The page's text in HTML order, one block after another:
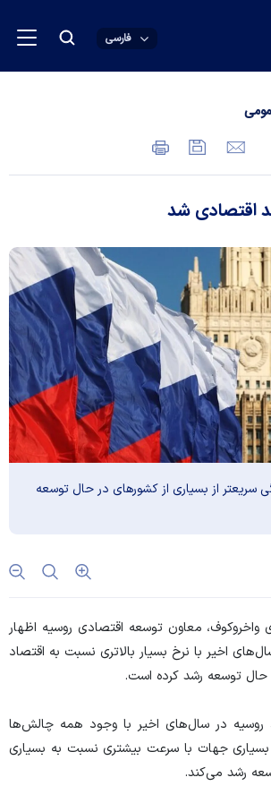
فارسی
اقتصادی شد
سریعتر از بسیاری از کشور‌های در حال توسعه
واخروکوف، معاون توسعه اقتصادی روسیه اظهار
اخیر با نرخ بسیار بالاتری نسبت به اقتصاد
حال توسعه رشد کرده است.
روسیه در سال‌های اخیر با وجود همه چالش‌ها
جهات با سرعت بیشتری نسبت به بسیاری
رشد می‌کند.